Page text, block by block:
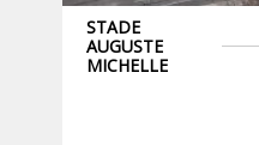
STADE
AUGUSTE
MICHELLE